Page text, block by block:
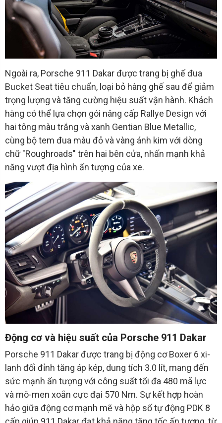
Ngoài ra, Porsche 911 Dakar được trang bị ghế đua
Bucket Seat tiêu chuẩn, loại bỏ hàng ghế sau để giảm
trọng lượng và tăng cường hiệu suất vận hành. Khách
hàng có thể lựa chọn gói nâng cấp Rallye Design với
hai tông màu trắng và xanh Gentian Blue Metallic,
cùng bộ tem đua màu đỏ và vàng ánh kim với dòng
chữ "Roughroads" trên hai bên cửa, nhấn mạnh khả
năng vượt địa hình ấn tượng của xe.
Động cơ và hiệu suất của Porsche 911 Dakar
Porsche 911 Dakar được trang bị động cơ Boxer 6 xi-
lanh đối đỉnh tăng áp kép, dung tích 3.0 lít, mang đến
sức mạnh ấn tượng với công suất tối đa 480 mã lực
và mô-men xoắn cực đại 570 Nm. Sự kết hợp hoàn
hảo giữa động cơ mạnh mẽ và hộp số tự động PDK 8